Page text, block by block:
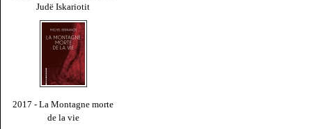
Judë Iskariotit
2017 - La Montagne morte
de la vie